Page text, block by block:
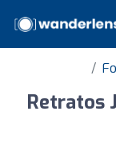
Retratos